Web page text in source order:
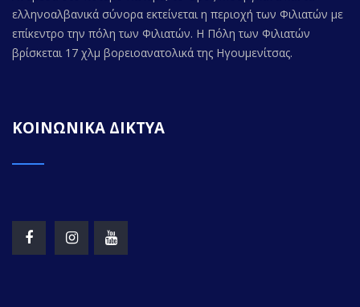
ελληνοαλβανικά σύνορα εκτείνεται η περιοχή των Φιλιατών με
επίκεντρο την πόλη των Φιλιατών. Η Πόλη των Φιλιατών
βρίσκεται 17 χλμ βορειοανατολικά της Ηγουμενίτσας.
ΚΟΙΝΩΝΙΚΑ ΔΙΚΤΥΑ